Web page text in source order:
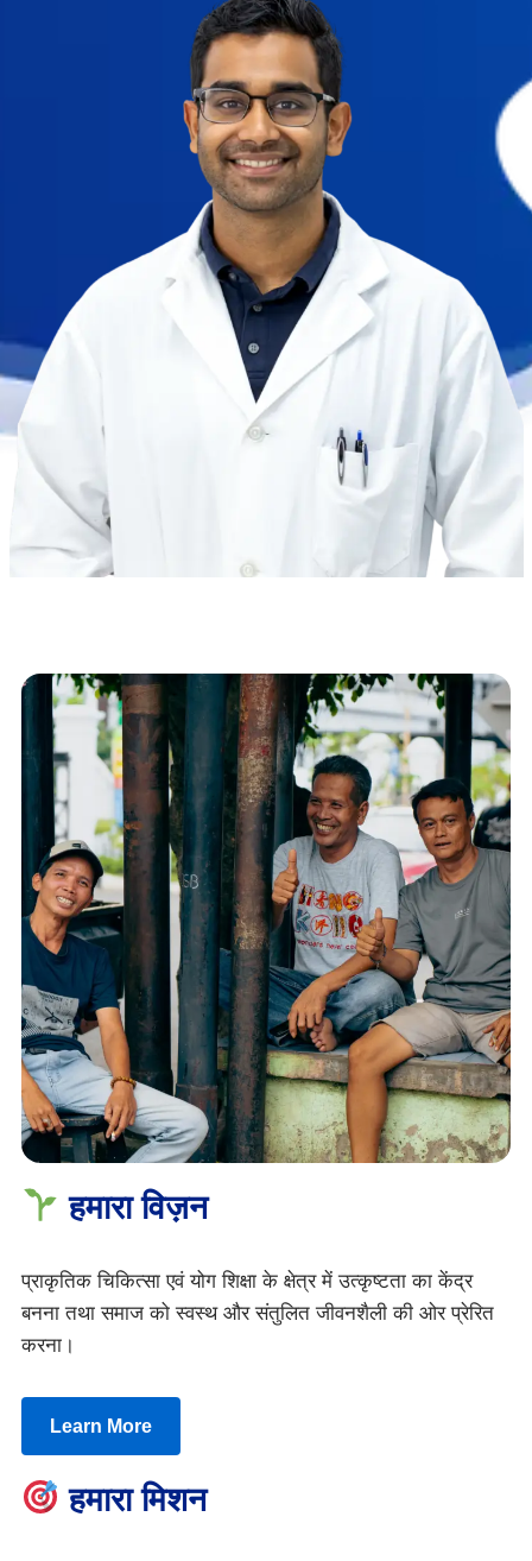
हमारा विज़न
प्राकृतिक चिकित्सा एवं योग शिक्षा के क्षेत्र में उत्कृष्टता का केंद्र
बनना तथा समाज को स्वस्थ और संतुलित जीवनशैली की ओर प्रेरित
करना।
Learn More
हमारा मिशन